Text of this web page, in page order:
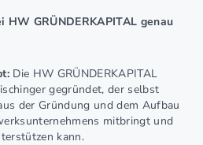
HW GRÜNDERKAPITAL genau
Die HW GRÜNDERKAPITAL
gegründet, der selbst
der Gründung und dem Aufbau
mitbringt und
kann.